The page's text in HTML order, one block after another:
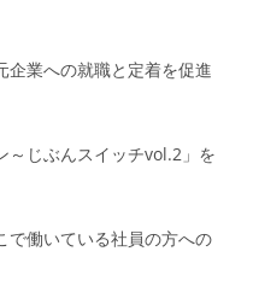
企業への就職と定着を促進
～じぶんスイッチvol.2」を
で働いている社員の方への